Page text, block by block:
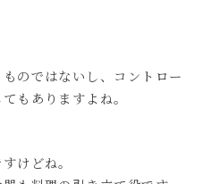
のではないし、コントロー
もありますよね。
けどね。